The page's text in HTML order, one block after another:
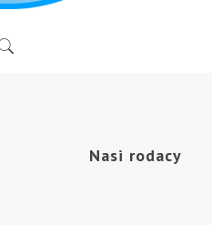
Nasi rodacy